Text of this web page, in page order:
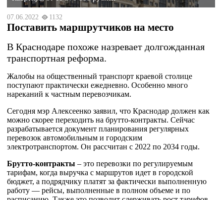
07.06.2022 1132
Поставить маршрутчиков на место
В Краснодаре похоже назревает долгожданная
транспортная реформа.
Жалобы на общественный транспорт краевой столице
поступают практически ежедневно. Особенно много
нареканий к частным перевозчикам.
Сегодня мэр Алексеенко заявил, что Краснодар должен как
можно скорее переходить на брутто-контракты. Сейчас
разрабатывается документ планирования регулярных
перевозок автомобильным и городским
электротранспортом. Он рассчитан с 2022 по 2034 годы.
Брутто-контракты – это перевозки по регулируемым
тарифам, когда выручка с маршрутов идет в городской
бюджет, а подрядчику платят за фактически выполненную
работу — рейсы, выполненные в полном объеме и по